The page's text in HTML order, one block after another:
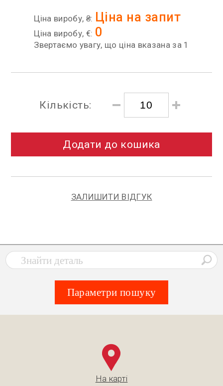
Ціна виробу, ₴: Ціна на запит
Ціна виробу, €: 0
Звертаємо увагу, що ціна вказана за 1
Кількість:
Додати до кошика
ЗАЛИШИТИ ВІДГУК
Параметри пошуку
На карті